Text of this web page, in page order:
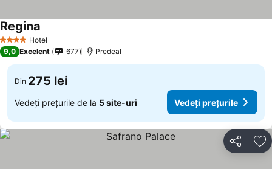
4 Stele Hotel
Regina
9,0 Excelent 677 Predeal
Din 275 lei
Vedeți prețurile de la 5 site-uri Vedeți prețurile
Distribuiți